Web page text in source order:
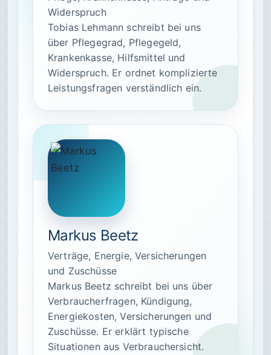
Widerspruch
Tobias Lehmann schreibt bei uns
über Pflegegrad, Pflegegeld,
Krankenkasse, Hilfsmittel und
Widerspruch. Er ordnet komplizierte
Leistungsfragen verständlich ein.
Markus Beetz
Verträge, Energie, Versicherungen
und Zuschüsse
Markus Beetz schreibt bei uns über
Verbraucherfragen, Kündigung,
Energiekosten, Versicherungen und
Zuschüsse. Er erklärt typische
Situationen aus Verbrauchersicht.